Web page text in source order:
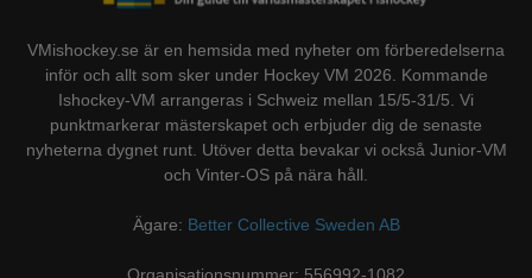
VMishockey.se är en hemsida med nyheter om förberedelserna
inför och allt som sker under Hockey VM 2026. Kommande
Ishockey-VM arrangeras i Schweiz mellan 15/5-31/5. Vi
punktmarkerar mästerskapet och erbjuder dig de senaste
nyheterna dygnet runt. Utöver detta bevakar vi också Junior-VM
och Vinter-OS på nära håll.
Ägare: Better Collective Sweden AB